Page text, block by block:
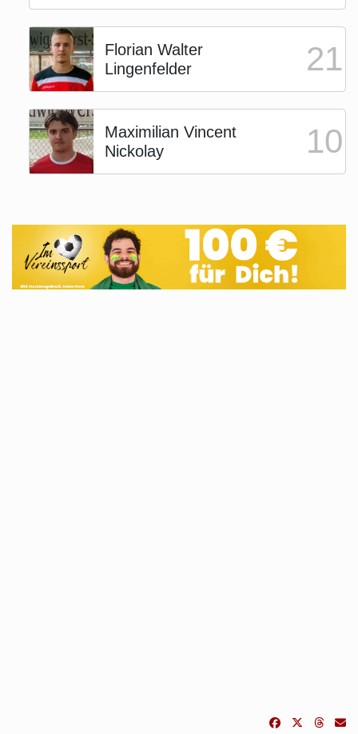
Florian Walter
Lingenfelder
21
Maximilian Vincent
Nickolay
10